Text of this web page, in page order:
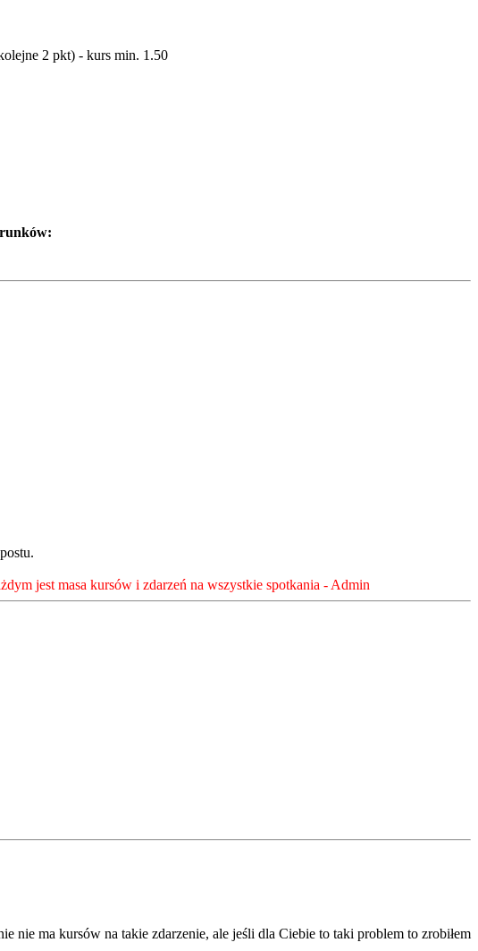
2 pkt) - kurs min. 1.50
jest masa kursów i zdarzeń na wszystkie spotkania - Admin
ma kursów na takie zdarzenie, ale jeśli dla Ciebie to taki problem to zrobiłem